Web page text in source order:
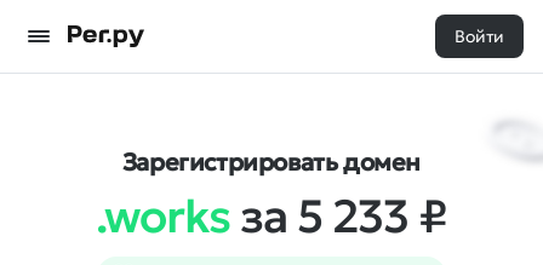
Войти
Зарегистрировать домен
.worksза 5 233 ₽